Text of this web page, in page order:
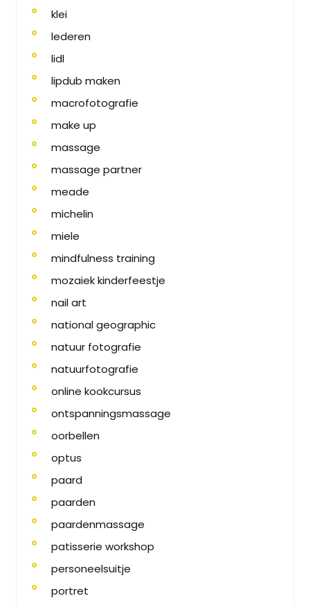
klei
lederen
lidl
lipdub maken
macrofotografie
make up
massage
massage partner
meade
michelin
miele
mindfulness training
mozaiek kinderfeestje
nail art
national geographic
natuur fotografie
natuurfotografie
online kookcursus
ontspanningsmassage
oorbellen
optus
paard
paarden
paardenmassage
patisserie workshop
personeelsuitje
portret